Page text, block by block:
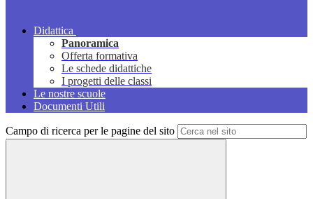
Didattica
Panoramica
Offerta formativa
Le schede didattiche
I progetti delle classi
Le nostre scuole
Documenti Utili
Campo di ricerca per le pagine del sito